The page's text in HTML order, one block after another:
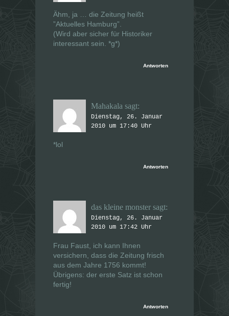
Ähm, ja … die Zeitung heißt
”Aktuelles Hamburg”.
(Wird aber sicher für Historiker
interessant sein. *g*)
Antworten
Mahakala sagt:
Dienstag, 26. Januar
2010 um 17:40 Uhr
*lol
Antworten
das kleine monster sagt:
Dienstag, 26. Januar
2010 um 17:42 Uhr
Frau Faust, ich kann Ihnen
versichern, dass die Zeitung frisch
aus dem Jahre 1756 kommt!
Übrigens: der erste Satz ist schon
fertig!
Antworten